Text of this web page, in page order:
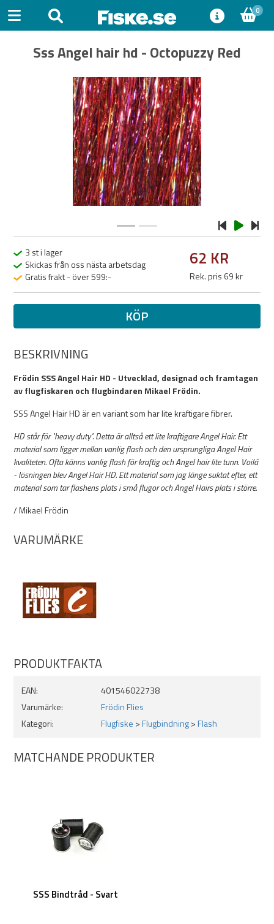
0
Sss Angel hair hd - Octopuzzy Red
3 st i lager
Skickas från oss nästa arbetsdag
Gratis frakt - över 599:-
62 KR
Rek. pris 69 kr
KÖP
BESKRIVNING
Frödin SSS Angel Hair HD - Utvecklad, designad och framtagen
av flugfiskaren och flugbindaren Mikael Frödin.
SSS Angel Hair HD är en variant som har lite kraftigare fibrer.
HD står för "heavy duty". Detta är alltså ett lite kraftigare Angel Hair. Ett
material som ligger mellan vanlig flash och den ursprungliga Angel Hair
kvaliteten. Ofta känns vanlig flash för kraftig och Angel hair lite tunn. Voilá
- lösningen blev Angel Hair HD. Ett material som jag länge suktat efter, ett
material som tar flashens plats i små flugor och Angel Hairs plats i större.
/ Mikael Frödin
VARUMÄRKE
PRODUKTFAKTA
EAN:
401546022738
Varumärke:
Frödin Flies
Kategori:
Flugfiske >Flugbindning>Flash
MATCHANDE PRODUKTER
SSS Bindtråd - Svart